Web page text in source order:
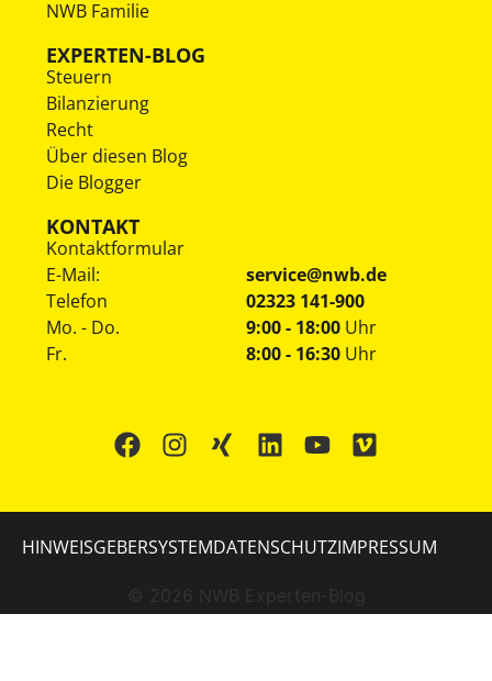
NWB Familie
EXPERTEN-BLOG
Steuern
Bilanzierung
Recht
Über diesen Blog
Die Blogger
KONTAKT
Kontaktformular
E-Mail:
service@nwb.de
Telefon
02323 141-900
Mo. - Do.
Fr.
9:00 - 18:00 Uhr
8:00 - 16:30 Uhr
© 2026 NWB Experten-Blog
HINWEISGEBERSYSTEMDATENSCHUTZIMPRESSUM